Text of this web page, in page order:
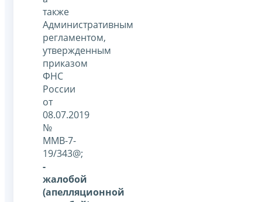
также
Административным
регламентом,
утвержденным
приказом
ФНС
России
от
08.07.2019
№
ММВ-7-
19/343@;
-
жалобой
(апелляционной